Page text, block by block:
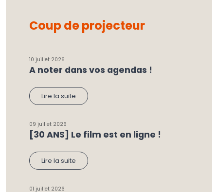
Coup de projecteur
10 juillet 2026
A noter dans vos agendas !
Lire la suite
09 juillet 2026
[30 ANS] Le film est en ligne !
Lire la suite
01 juillet 2026